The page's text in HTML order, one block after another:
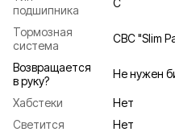
подшипника
C
Тормозная
система
CBC "Slim
Возвращается
в руку?
Не нужен
Хабстеки
Нет
Светится
Нет